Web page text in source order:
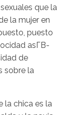
que la
la mujer en
puesto
asГ­В­
de
sobre la
la chica es la